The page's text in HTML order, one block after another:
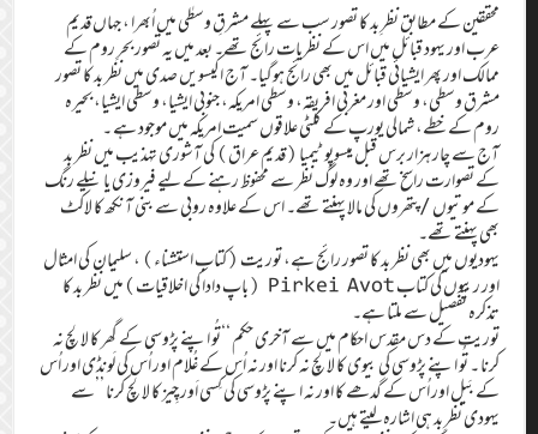
محققین کے مطابق نظرِ بد کا تصور سب سے پہلے مشرقِ وسطٰی میں اُبھرا ، جہاں قدیم
عرب اور یہود قبائل میں اس کے نظریات رائج تھے۔ بعد میں یہ تصور بحرِ روم کے
ممالک اور پھر ایشیائی قبائل میں بھی رائج ہوگیا۔ آج اکیسویں صدی میں نظر بد کا تصور
مشرق وسطی، وسطی اور مغربی افریقہ، وسطی امریکہ، جنوبی ایشیا، وسطی ایشیا، بحیرہ
روم کے خطے، شمالی یورپ کے کلٹی علاقوں سمیت امریکہ میں موجود ہے ۔
آج سے چار ہزار برس قبل میسوپوٹیمیا (قدیم عراق) کی آشوری تہذیب میں نظر بد
کے تصوارت راسخ تھے اور وہ لوگ نظر سے محفوظ رہنے کے لیے فیروزی یا نیلے رنگ
کے موتیوں /پتھروں کی مالا پہنتے تھے۔ اس کے علاوہ روبی سے بنی آنکھ کا لاکٹ
بھی پہنتے تھے۔
یہودیوں میں بھی نظر بد کا تصور رائج ہے، توریت (کتاب استشناء) ، سلیمان کی امثال
اور ربیوں کی کتاب Pirkei Avot (باپ دادا کی اخلاقیات)میں نظر بد کا
تذکرہ تفصیل سے ملتا ہے۔
توریت کے دس مقدس احکام میں سے آخری حکم ‘‘تُو اپنے پڑوسی کے گھر کا لالچ نہ
کرنا ۔ تُو اپنے پڑوسی کی بیوی کا لالچ نہ کرنا اور نہ اُس کے غُلام اور اُس کی لَونڈی اور اُس
کے بَیل اور اُس کے گدھے کا اور نہ اپنے پڑوسی کی کِسی اَور چِیز کا لالچ کرنا ’’سے
یہودی نظرِ بد ہی اشارہ لیتے ہیں۔